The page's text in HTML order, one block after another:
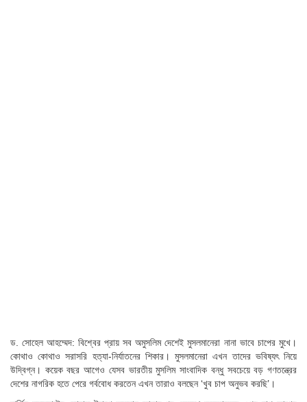
ড. সোহেল আহম্মেদ: বিশ্বের প্রায় সব অমুসলিম দেশেই মুসলমানেরা নানা ভাবে চাপের মুখে।
কোথাও কোথাও সরাসরি হত্যা-নির্যাতনের শিকার। মুসলমানেরা এখন তাদের ভবিষ্যৎ নিয়ে
উদ্বিগ্ন। কয়েক বছর আগেও যেসব ভারতীয় মুসলিম সাংবাদিক বন্ধু সবচেয়ে বড় গণতন্ত্রের
দেশের নাগরিক হতে পেরে গর্ববোধ করতেন এখন তারাও বলছেন ‘খুব চাপ অনুভব করছি’।